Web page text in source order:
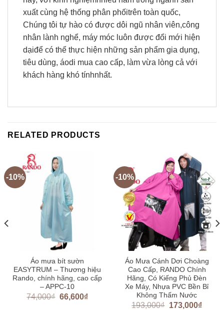
xuất cùng hệ thống phân phốitrên toàn quốc,
Chúng tôi tự hào có được dôi ngũ nhân viên,công
nhân lành nghể, máy móc luôn được đổi mới hiện
dạiđể có thể thực hiện những sản phẩm gia dụng,
tiêu dùng, áodi mua cao cấp, làm vừa lòng cả với
khách hàng khó tínhnhất.
RELATED PRODUCTS
-10%
Áo mưa bít sườn
EASYTRUM – Thương hiệu
Rando, chính hãng, cao cấp
– APPC-10
74,000₫ 66,600₫
-10%
Áo Mưa Cánh Dơi Choàng
Cao Cấp, RANDO Chính
Hãng, Có Kiếng Phủ Đèn
Xe Máy, Nhựa PVC Bền Bỉ
Không Thấm Nước
193,000₫ 173,000₫